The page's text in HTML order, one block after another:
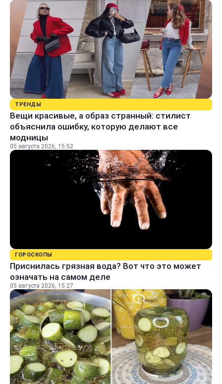
ТРЕНДЫ
Вещи красивые, а образ странный: стилист
объяснила ошибку, которую делают все
модницы
05 августа 2026, 15:52
ГОРОСКОПЫ
Приснилась грязная вода? Вот что это может
означать на самом деле
05 августа 2026, 15:27